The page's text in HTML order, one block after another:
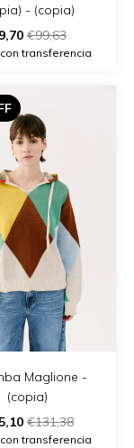
- (copia)
€99,63
con transferencia
Maglione -
(copia)
€131,38
con transferencia